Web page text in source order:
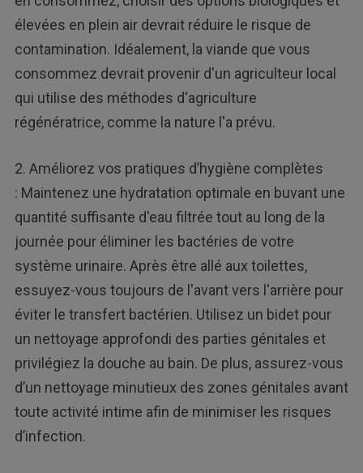
élevées en plein air devrait réduire le risque de
contamination. Idéalement, la viande que vous
consommez devrait provenir d'un agriculteur local
qui utilise des méthodes d'agriculture
régénératrice, comme la nature l'a prévu.
2. Améliorez vos pratiques d’hygiène complètes
: Maintenez une hydratation optimale en buvant une
quantité suffisante d'eau filtrée tout au long de la
journée pour éliminer les bactéries de votre
système urinaire. Après être allé aux toilettes,
essuyez-vous toujours de l'avant vers l'arrière pour
éviter le transfert bactérien. Utilisez un bidet pour
un nettoyage approfondi des parties génitales et
privilégiez la douche au bain. De plus, assurez-vous
d’un nettoyage minutieux des zones génitales avant
toute activité intime afin de minimiser les risques
d’infection.